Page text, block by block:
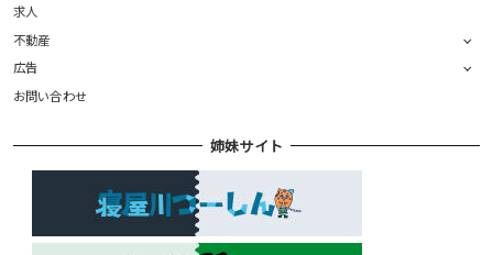
求人
不動産
広告
お問い合わせ
姉妹サイト